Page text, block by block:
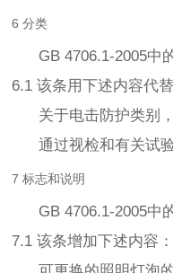
6 分类
GB 4706.1-2005中的
6.1 该条用下述内容代替
关于电击防护类别，
通过视检和有关试验
7 标志和说明
GB 4706.1-2005中的
7.1 该条增加下述内容：